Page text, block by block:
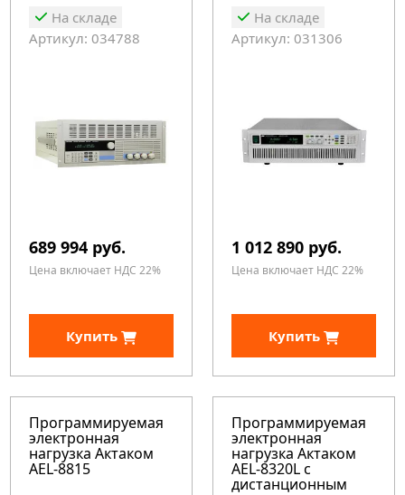
На складе
Артикул: 034788
689 994 руб.
Цена включает НДС 22%
Купить
На складе
Артикул: 031306
1 012 890 руб.
Цена включает НДС 22%
Купить
Программируемая
электронная
нагрузка Актаком
AEL-8815
Программируемая
электронная
нагрузка Актаком
AEL-8320L c
дистанционным